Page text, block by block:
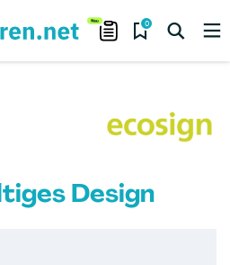
0
Design